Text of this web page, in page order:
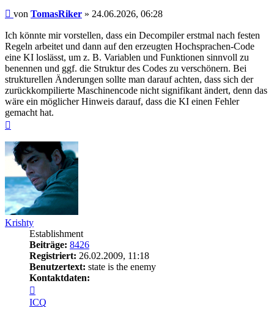
Beitrag
von TomasRiker » 24.06.2026, 06:28
Ich könnte mir vorstellen, dass ein Decompiler erstmal nach festen
Regeln arbeitet und dann auf den erzeugten Hochsprachen-Code
eine KI loslässt, um z. B. Variablen und Funktionen sinnvoll zu
benennen und ggf. die Struktur des Codes zu verschönern. Bei
strukturellen Änderungen sollte man darauf achten, dass sich der
zurückkompilierte Maschinencode nicht signifikant ändert, denn das
wäre ein möglicher Hinweis darauf, dass die KI einen Fehler
gemacht hat.
Krishty
Establishment
Beiträge: 8426
Registriert: 26.02.2009, 11:18
Benutzertext: state is the enemy
Kontaktdaten:
von
Krishty
ICQ